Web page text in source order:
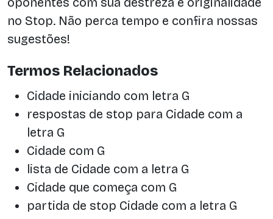
no Stop. Não perca tempo e confira nossas
sugestões!
Termos Relacionados
Cidade iniciando com letra G
respostas de stop para Cidade com a
letra G
Cidade com G
lista de Cidade com a letra G
Cidade que começa com G
partida de stop Cidade com a letra G